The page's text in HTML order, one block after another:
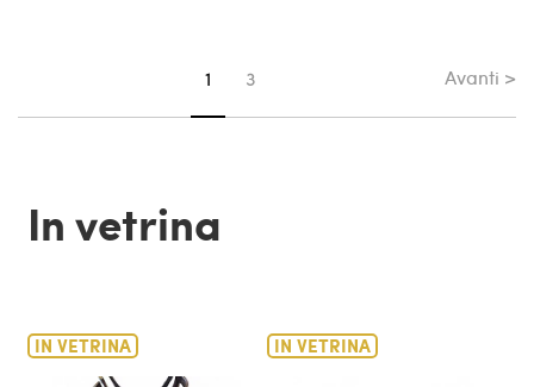
Sei su pagina
1 3 Avanti >
In vetrina
IN VETRINA IN VETRINA